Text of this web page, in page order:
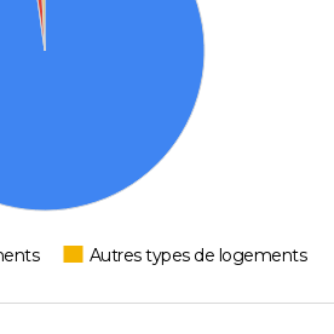
Autres types de logements